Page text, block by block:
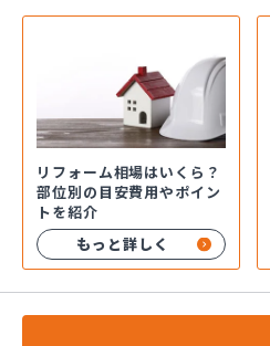
リフォーム相場はいくら？
部位別の目安費用やポイン
トを紹介
もっと詳しく